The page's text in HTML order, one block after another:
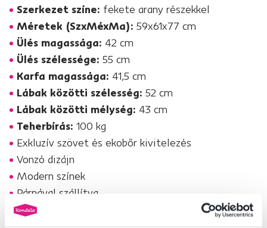
Szerkezet színe: fekete arany részekkel
Méretek (SzxMéxMa): 59x61x77 cm
Ülés magassága: 42 cm
Ülés szélessége: 55 cm
Karfa magassága: 41,5 cm
Lábak közötti szélesség: 52 cm
Lábak közötti mélység: 43 cm
Teherbírás: 100 kg
Exkluzív szövet és ekobőr kivitelezés
Vonzó dizájn
Modern színek
Párnával szállítva
Bontásban szállítva